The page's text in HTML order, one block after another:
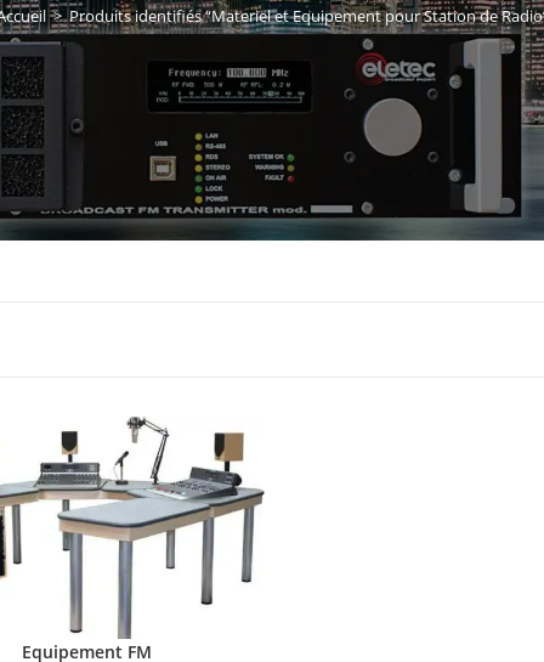
> Produits identifiés “Materiel et Equipement pour Station de
Equipement FM